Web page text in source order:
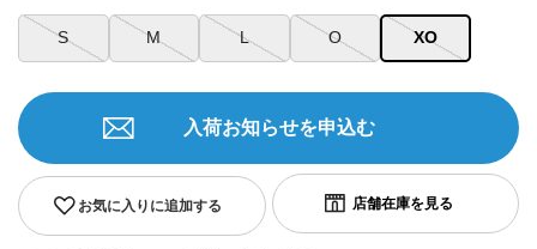
S M L O XO
お気に入りに追加する
入荷お知らせを申込む